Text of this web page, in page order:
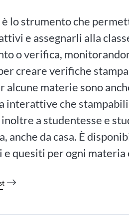
è lo strumento che
e assegnarli alla
o verifica,
creare verifiche
alcune materie sono
interattive che
a studentesse e
anche da casa. È
e quesiti per ogni materia